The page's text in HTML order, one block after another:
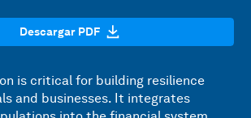
Descargar PDF
is critical for building resilience
and businesses. It integrates